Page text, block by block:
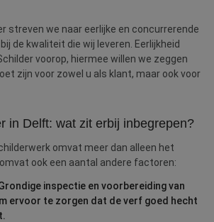
streven we naar eerlijke en concurrerende
de kwaliteit die wij leveren. Eerlijkheid
voorop, hiermee willen we zeggen
zijn voor zowel u als klant, maar ook voor
in Delft: wat zit erbij inbegrepen?
omvat meer dan alleen het
ook een aantal andere factoren:
inspectie en voorbereiding van
ervoor te zorgen dat de verf goed hecht